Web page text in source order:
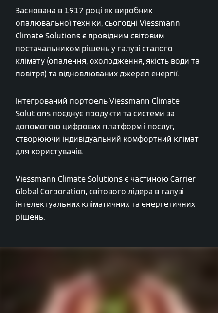
Заснована в 1917 році як виробник
опалювальної техніки, сьогодні Viessmann
Climate Solutions є провідним світовим
постачальником рішень у галузі сталого
клімату (опалення, охолодження, якість води та
повітря) та відновлюваних джерел енергії.
Інтегрований портфель Viessmann Climate
Solutions поєднує продукти та системи за
допомогою цифрових платформ і послуг,
створюючи індивідуальний комфортний клімат
для користувачів.
Viessmann Climate Solutions є частиною Carrier
Global Corporation, світового лідера в галузі
інтелектуальних кліматичних та енергетичних
рішень.